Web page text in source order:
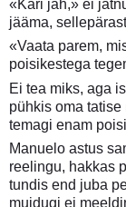
«Kari jah,» ei
jääma,
«Vaata parem,
poisikestega
Ei tea miks, aga
pühkis oma
temagi enam
Manuelo astus
reelingu, hakkas
tundis end juba
muidugi ei